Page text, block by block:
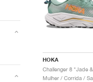
HOKA
Mulher / Corrida /